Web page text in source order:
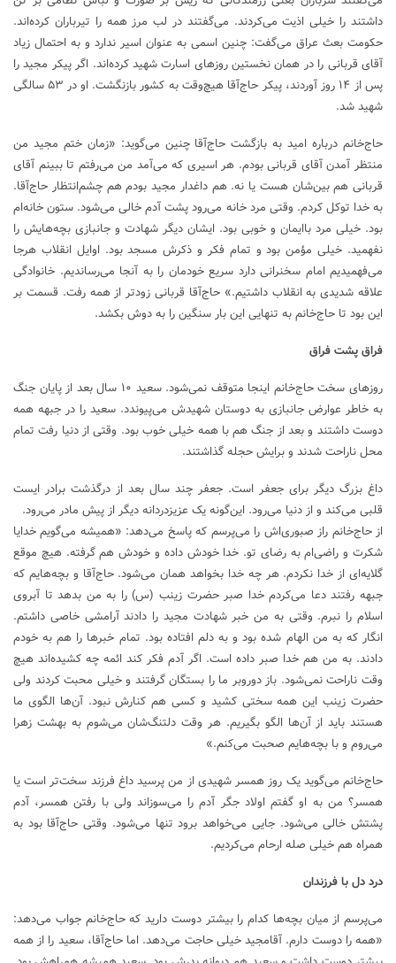
داشتند را خیلی اذیت می‌کردند. می‌گفتند در لب مرز همه را تیرباران کرده‌اند.
حکومت بعث عراق می‌گفت: چنین اسمی به عنوان اسیر ندارد و به احتمال زیاد
آقای قربانی را در همان نخستین روز‌های اسارت شهید کرده‌اند. اگر پیکر مجید را
پس از ۱۴ روز آوردند، پیکر حاج‌آقا هیچ‌وقت به کشور بازنگشت. او در ۵۳ سالگی
شهید شد.
حاج‌خانم درباره امید به بازگشت حاج‌آقا چنین می‌گوید: «زمان ختم مجید من
منتظر آمدن آقای قربانی بودم. هر اسیری که می‌آمد من می‌رفتم تا ببینم آقای
قربانی هم بین‌شان هست یا نه. هم داغدار مجید بودم هم چشم‌انتظار حاج‌آقا.
به خدا توکل کردم. وقتی مرد خانه می‌رود پشت آدم خالی می‌شود. ستون خانه‌ام
بود. خیلی مرد باایمان و خوبی بود. ایشان دیگر شهادت و جانبازی بچه‌هایش را
نفهمید. خیلی مؤمن بود و تمام فکر و ذکرش مسجد بود. اوایل انقلاب هرجا
می‌فهمیدیم امام سخنرانی دارد سریع خودمان را به آنجا می‌رساندیم. خانوادگی
علاقه شدیدی به انقلاب داشتیم.» حاج‌آقا قربانی زودتر از همه رفت. قسمت بر
این بود تا حاج‌خانم به تنهایی این بار سنگین را به دوش بکشد.
فراق پشت فراق
روز‌های سخت حاج‌خانم اینجا متوقف نمی‌شود. سعید ۱۰ سال بعد از پایان جنگ
به خاطر عوارض جانبازی به دوستان شهیدش می‌پیوندد. سعید را در جبهه همه
دوست داشتند و بعد از جنگ هم با همه خیلی خوب بود. وقتی از دنیا رفت تمام
محل ناراحت شدند و برایش حجله گذاشتند.
داغ بزرگ دیگر برای جعفر است. جعفر چند سال بعد از درگذشت برادر ایست
قلبی می‌کند و از دنیا می‌رود. این‌گونه یک عزیزدردانه دیگر از پیش مادر می‌رود.
از حاج‌خانم راز صبوری‌اش را می‌پرسم که پاسخ می‌دهد: «همیشه می‌گویم خدایا
شکرت و راضی‌ام به رضای تو. خدا خودش داده و خودش هم گرفته. هیچ موقع
گلایه‌ای از خدا نکردم. هر چه خدا بخواهد همان می‌شود. حاج‌آقا و بچه‌هایم که
جبهه رفتند دعا می‌کردم خدا صبر حضرت زینب (س) را به من بدهد تا آبروی
اسلام را نبرم. وقتی به من خبر شهادت مجید را دادند آرامشی خاصی داشتم.
انگار که به من الهام شده بود و به دلم افتاده بود. تمام خبر‌ها را هم به خودم
دادند. به من هم خدا صبر داده است. اگر آدم فکر کند ائمه چه کشیده‌اند هیچ
وقت ناراحت نمی‌شود. باز دوروبر ما را بستگان گرفتند و خیلی محبت کردند ولی
حضرت زینب این همه سختی کشید و کسی هم کنارش نبود. آن‌ها الگوی ما
هستند باید از آن‌ها الگو بگیریم. هر وقت دلتنگ‌شان می‌شوم به بهشت زهرا
می‌روم و با بچه‌هایم صحبت می‌کنم.»
حاج‌خانم می‌گوید یک روز همسر شهیدی از من پرسید داغ فرزند سخت‌تر است یا
همسر؟ من به او گفتم اولاد جگر آدم را می‌سوزاند ولی با رفتن همسر، آدم
پشتش خالی می‌شود. جایی می‌خواهد برود تنها می‌شود. وقتی حاج‌آقا بود به
همراه هم خیلی صله ارحام می‌کردیم.
درد دل با فرزندان‌
می‌پرسم از میان بچه‌ها کدام را بیشتر دوست دارید که حاج‌خانم جواب می‌دهد:
«همه را دوست دارم. آقامجید خیلی حاجت می‌دهد. اما حاج‌آقا، سعید را از همه